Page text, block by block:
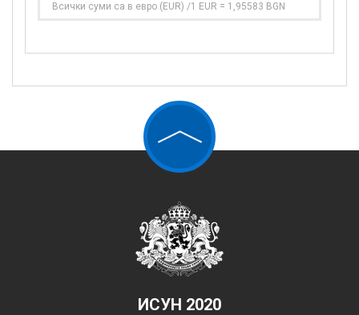
Всички суми са в евро (EUR) /1 EUR = 1,95583 BGN
ИСУН 2020